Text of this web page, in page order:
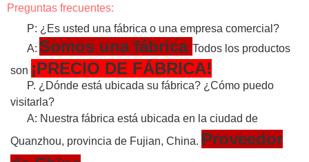
Preguntas frecuentes:
P: ¿Es usted una fábrica o una empresa comercial?
A: Somos una fábrica Todos los productos
son ¡PRECIO DE FÁBRICA!
P. ¿Dónde está ubicada su fábrica? ¿Cómo puedo
visitarla?
A: Nuestra fábrica está ubicada en la ciudad de
Quanzhou, provincia de Fujian, China. Proveedor